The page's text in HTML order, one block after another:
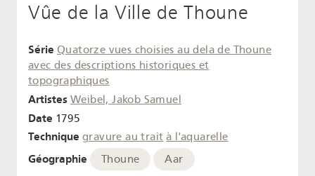
Vûe de la Ville de Thoune
Série Quatorze vues choisies au dela de Thoune
avec des descriptions historiques et
topographiques
Artistes Weibel, Jakob Samuel
Date 1795
Technique gravure au trait à l'aquarelle
Géographie Thoune Aar